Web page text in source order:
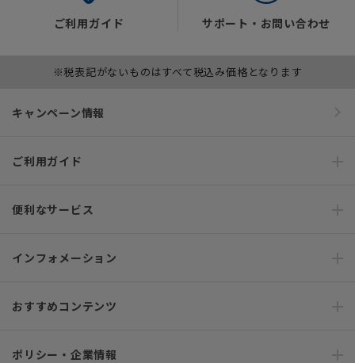
ご利用ガイド サポート・お問い合わせ
※税表記がないものはすべて税込み価格となります
キャンペーン情報
ご利用ガイド
便利なサービス
インフォメーション
おすすめコンテンツ
ポリシー・企業情報